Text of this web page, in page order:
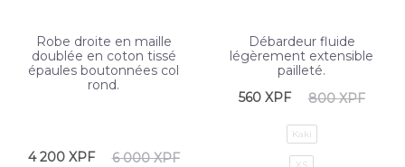
Robe droite en maille
doublée en coton tissé
épaules boutonnées col
rond.
6 000XPF
4 200 XPF
Débardeur fluide
légèrement extensible
pailleté.
800XPF
560 XPF
Kaki